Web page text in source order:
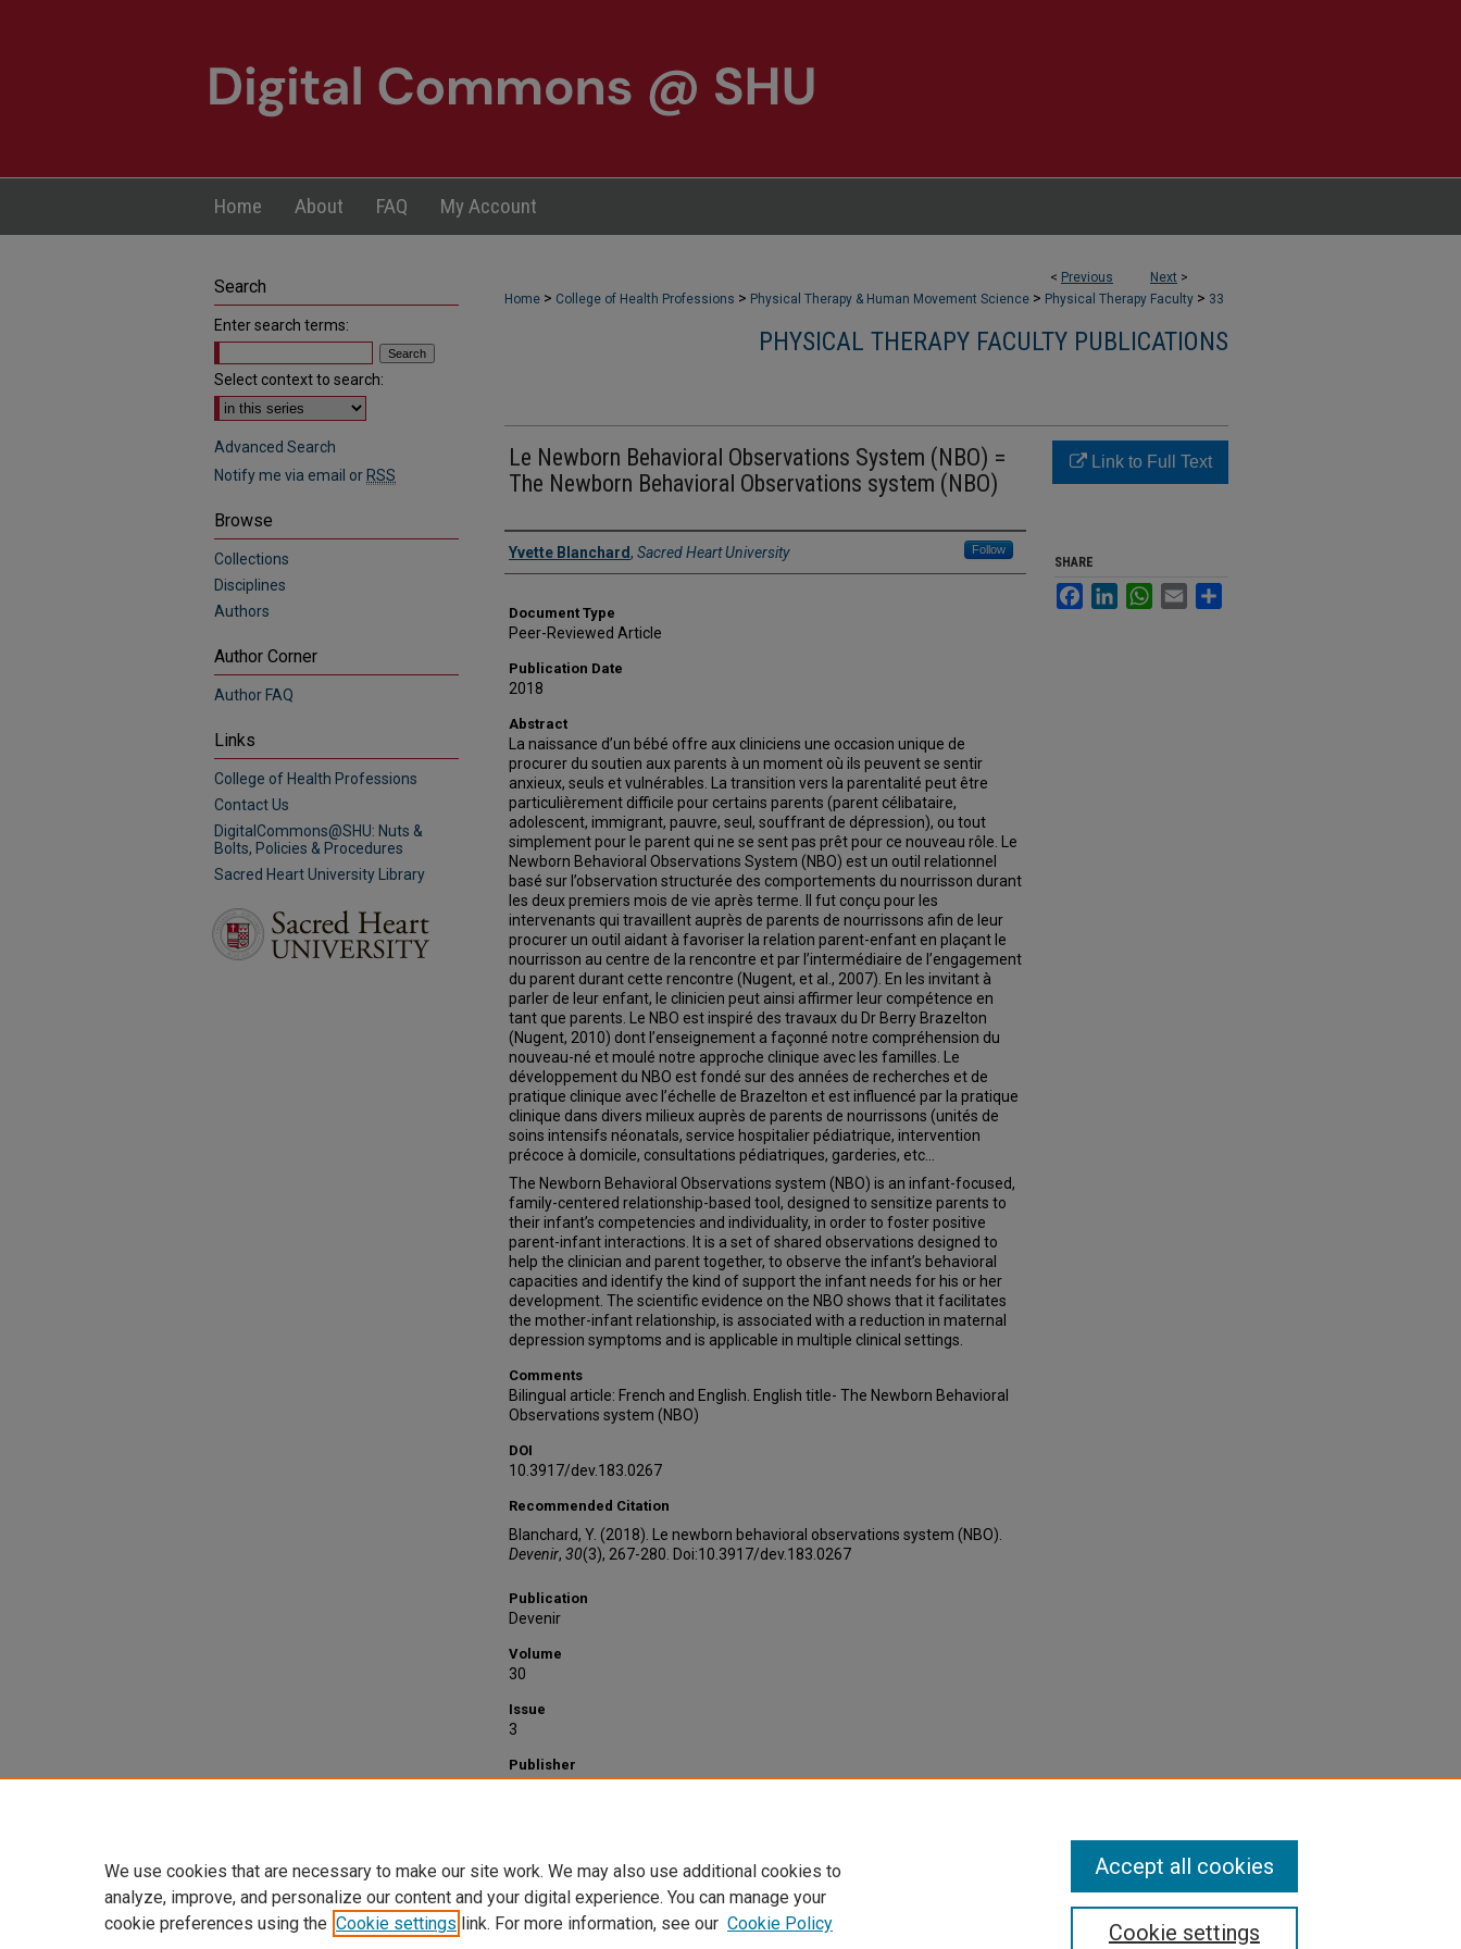
Home About FAQ My Account
< Previous Next >
Home > College of Health Professions > Physical Therapy & Human Movement Science > Physical Therapy Faculty > 33
PHYSICAL THERAPY FACULTY PUBLICATIONS
Le Newborn Behavioral Observations System (NBO) =
The Newborn Behavioral Observations system (NBO)
Authors
Yvette Blanchard, Sacred Heart University Follow
Document Type
Peer-Reviewed Article
Publication Date
2018
Abstract
La naissance d’un bébé offre aux cliniciens une occasion unique de
procurer du soutien aux parents à un moment où ils peuvent se sentir
anxieux, seuls et vulnérables. La transition vers la parentalité peut être
particulièrement difficile pour certains parents (parent célibataire,
adolescent, immigrant, pauvre, seul, souffrant de dépression), ou tout
simplement pour le parent qui ne se sent pas prêt pour ce nouveau rôle. Le
Newborn Behavioral Observations System (NBO) est un outil relationnel
basé sur l’observation structurée des comportements du nourrisson durant
les deux premiers mois de vie après terme. Il fut conçu pour les
intervenants qui travaillent auprès de parents de nourrissons afin de leur
procurer un outil aidant à favoriser la relation parent-enfant en plaçant le
nourrisson au centre de la rencontre et par l’intermédiaire de l’engagement
du parent durant cette rencontre (Nugent, et al., 2007). En les invitant à
parler de leur enfant, le clinicien peut ainsi affirmer leur compétence en
tant que parents. Le NBO est inspiré des travaux du Dr Berry Brazelton
(Nugent, 2010) dont l’enseignement a façonné notre compréhension du
nouveau-né et moulé notre approche clinique avec les familles. Le
développement du NBO est fondé sur des années de recherches et de
pratique clinique avec l’échelle de Brazelton et est influencé par la pratique
clinique dans divers milieux auprès de parents de nourrissons (unités de
soins intensifs néonatals, service hospitalier pédiatrique, intervention
précoce à domicile, consultations pédiatriques, garderies, etc…
The Newborn Behavioral Observations system (NBO) is an infant-focused,
family-centered relationship-based tool, designed to sensitize parents to
their infant’s competencies and individuality, in order to foster positive
parent-infant interactions. It is a set of shared observations designed to
help the clinician and parent together, to observe the infant’s behavioral
capacities and identify the kind of support the infant needs for his or her
development. The scientific evidence on the NBO shows that it facilitates
the mother-infant relationship, is associated with a reduction in maternal
depression symptoms and is applicable in multiple clinical settings.
Comments
Bilingual article: French and English. English title- The Newborn Behavioral
Observations system (NBO)
DOI
10.3917/dev.183.0267
Recommended Citation
Blanchard, Y. (2018). Le newborn behavioral observations system (NBO).
Devenir, 30(3), 267-280. Doi:10.3917/dev.183.0267
Publication
Devenir
Volume
30
Issue
3
Publisher
Médecine & Hygiène
Link to Full Text
SHARE
FacebookLinkedInWhatsApp
Email
Search
Enter search terms:
Select context to search:
Advanced Search
Notify me via email or RSS
Browse
Collections
Disciplines
Authors
Author Corner
Author FAQ
Links
College of Health Professions
Contact Us
DigitalCommons@SHU: Nuts &
Bolts, Policies & Procedures
Sacred Heart University Library
We use cookies that are necessary to make our site work. We may also use additional cookies to
analyze, improve, and personalize our content and your digital experience. You can manage your
cookie preferences using the Cookie settings link. For more information, see our Cookie Policy Cookie settings
Accept all cookies